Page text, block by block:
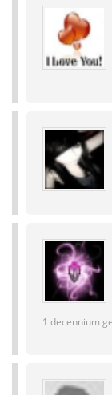
1 decennium